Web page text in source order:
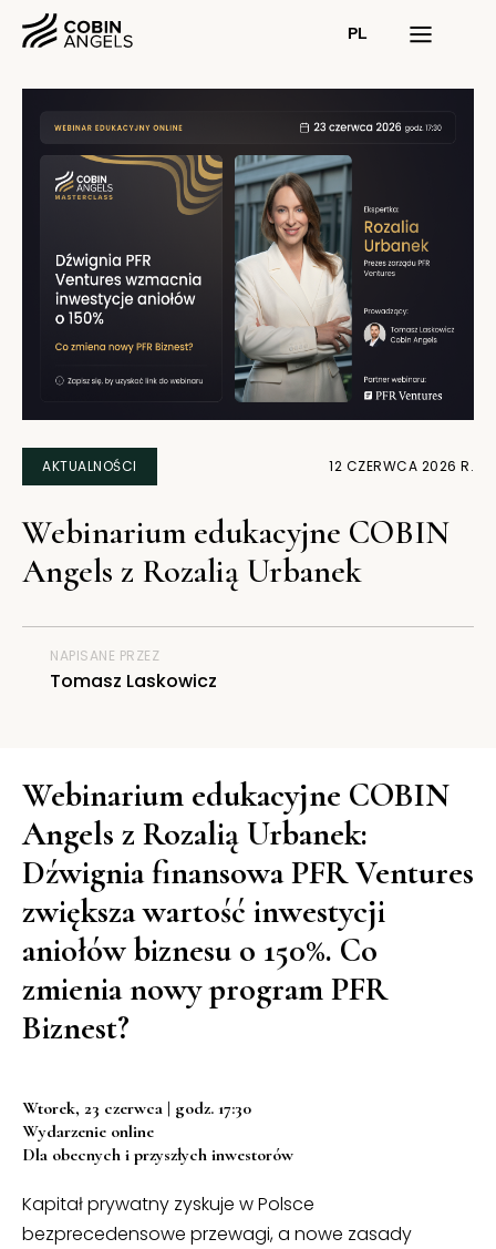
PL
AKTUALNOŚCI 12 CZERWCA 2026 R.
Webinarium edukacyjne COBIN
Angels z Rozalią Urbanek
NAPISANE PRZEZ
Tomasz Laskowicz
Webinarium edukacyjne COBIN
Angels z Rozalią Urbanek:
Dźwignia finansowa PFR Ventures
zwiększa wartość inwestycji
aniołów biznesu o 150%. Co
zmienia nowy program PFR
Biznest?
Wtorek, 23 czerwca | godz. 17:30
Wydarzenie online
Dla obecnych i przyszłych inwestorów
Kapitał prywatny zyskuje w Polsce
bezprecedensowe przewagi, a nowe zasady